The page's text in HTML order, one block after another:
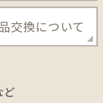
交換について
ど